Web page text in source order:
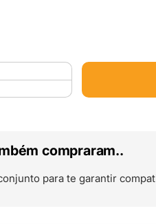
compraram..
para te garantir